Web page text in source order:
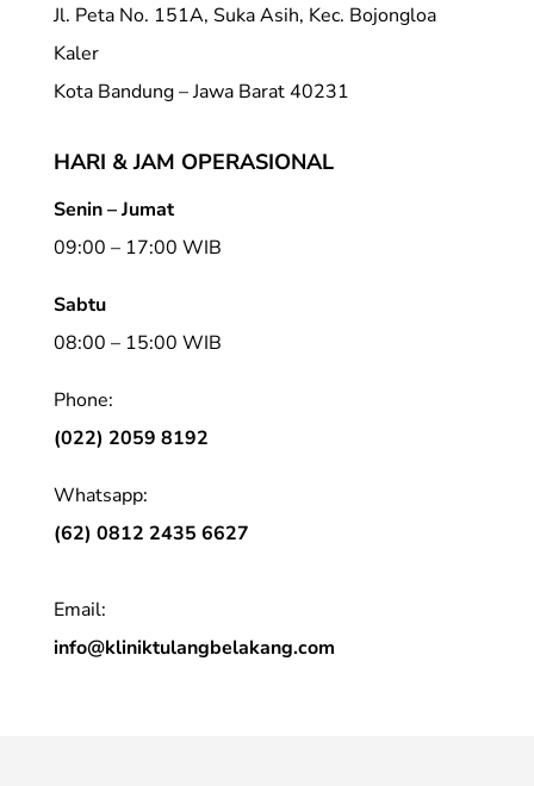
Jl. Peta No. 151A, Suka Asih, Kec. Bojongloa
Kaler
Kota Bandung – Jawa Barat 40231
HARI & JAM OPERASIONAL
Senin – Jumat
09:00 – 17:00 WIB
Sabtu
08:00 – 15:00 WIB
Phone:
(022) 2059 8192
Whatsapp:
(62) 0812 2435 6627
Email:
info@kliniktulangbelakang.com